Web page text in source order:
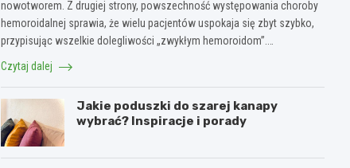
nowotworem. Z drugiej strony, powszechność występowania choroby
hemoroidalnej sprawia, że wielu pacjentów uspokaja się zbyt szybko,
przypisując wszelkie dolegliwości „zwykłym hemoroidom”.…
Czytaj dalej
Jakie poduszki do szarej kanapy
wybrać? Inspiracje i porady